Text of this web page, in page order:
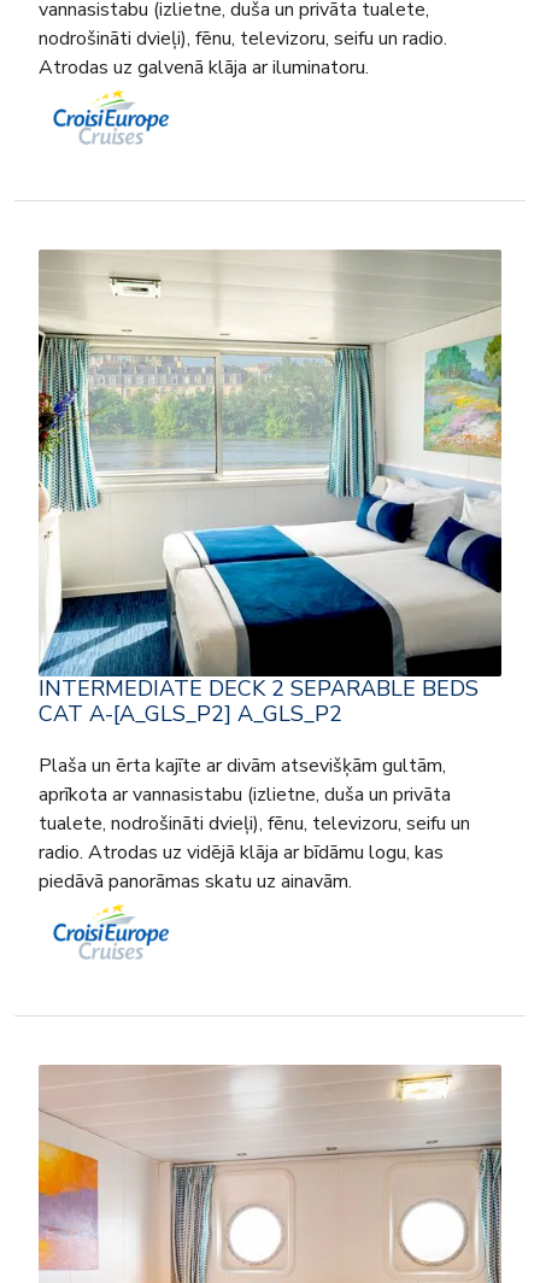
vannasistabu (izlietne, duša un privāta tualete,
nodrošināti dvieļi), fēnu, televizoru, seifu un radio.
Atrodas uz galvenā klāja ar iluminatoru.
INTERMEDIATE DECK 2 SEPARABLE BEDS
CAT A-[A_GLS_P2] A_GLS_P2
Plaša un ērta kajīte ar divām atsevišķām gultām,
aprīkota ar vannasistabu (izlietne, duša un privāta
tualete, nodrošināti dvieļi), fēnu, televizoru, seifu un
radio. Atrodas uz vidējā klāja ar bīdāmu logu, kas
piedāvā panorāmas skatu uz ainavām.